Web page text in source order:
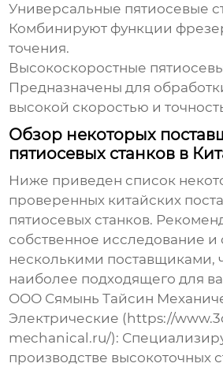
Универсальные пятиосевые
Комбинируют функции
точения.
Высокоскоростные
Предназначены для
высокой скоростью и
Обзор некоторых
пятиосевых станков в
Ниже приведен список
проверенных китайских
пятиосевых станков.
собственное исследование и
несколькими поставщиками,
наиболее подходящего для
ООО Сямынь Тайсин
Электрические (https://
mechanical.ru/):
производстве высокоточных